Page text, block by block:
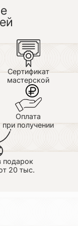
Сертификат
мастерской
Оплата
при получении
подарок
20 тыс.